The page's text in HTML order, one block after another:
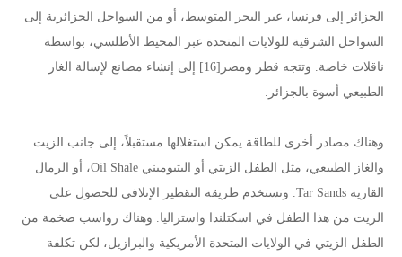
الجزائر إلى فرنسا، عبر البحر المتوسط، أو من السواحل الجزائرية إلى
السواحل الشرقية للولايات المتحدة عبر المحيط الأطلسي، بواسطة
ناقلات خاصة. وتتجه قطر ومصر[16] إلى إنشاء مصانع لإسالة الغاز
الطبيعي أسوة بالجزائر.
وهناك مصادر أخرى للطاقة يمكن استغلالها مستقبلاً، إلى جانب الزيت
والغاز الطبيعي، مثل الطفل الزيتي أو البتيوميني Oil Shale، أو الرمال
القارية Tar Sands. وتستخدم طريقة التقطير الإتلافي للحصول على
الزيت من هذا الطفل في اسكتلندا واستراليا. وهناك رواسب ضخمة من
الطفل الزيتي في الولايات المتحدة الأمريكية والبرازيل، لكن تكلفة